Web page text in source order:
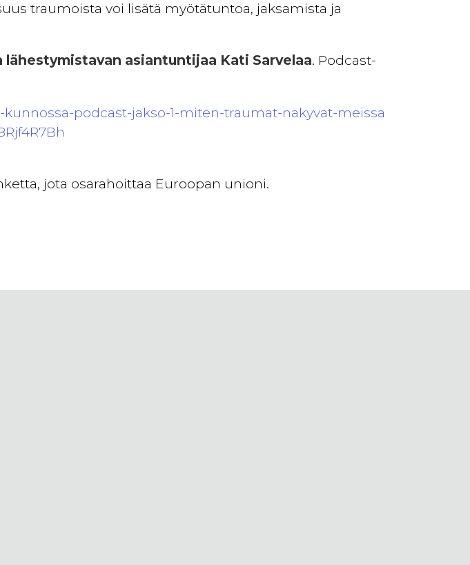
traumoista voi lisätä myötätuntoa, jaksamista ja
asiantuntijaa Kati Sarvelaa. Podcast-
podcast-jakso-1-miten-traumat-nakyvat-meissa
jota osarahoittaa Euroopan unioni.